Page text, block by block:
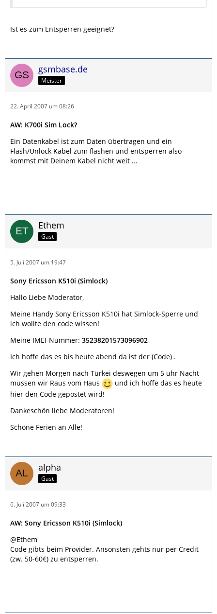
Ist es zum Entsperren geeignet?
gsmbase.de
Meister
22. April 2007 um 08:26
AW: K700i Sim Lock?
Ein Datenkabel ist zum Daten übertragen und ein
Flash/Unlock Kabel zum flashen und entsperren also
kommst mit Deinem Kabel nicht weit ...
Ethem
Gast
5. Juli 2007 um 19:47
Sony Ericsson K510i (Simlock)
Hallo Liebe Moderator,
Meine Handy Sony Ericsson K510i hat Simlock-Sperre und
ich wollte den code wissen!
Meine IMEI-Nummer: 35238201573096902
Ich hoffe das es bis heute abend da ist der (Code) .
Wir gehen Morgen nach Türkei deswegen um 5 uhr Nacht
müssen wir Raus vom Haus
und ich hoffe das es heute
hier den Code gepostet wird!
Dankeschön liebe Moderatoren!
Schöne Ferien an Alle!
alpha
Gast
6. Juli 2007 um 09:33
AW: Sony Ericsson K510i (Simlock)
@Ethem
Code gibts beim Provider. Ansonsten gehts nur per Credit
(zw. 50-60€) zu entsperren.